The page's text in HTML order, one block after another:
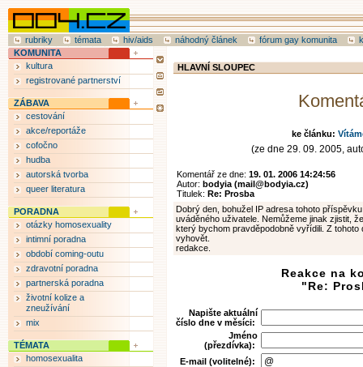
rubriky témata hiv/aids náhodný článek fórum gay komunita
HLAVNÍ SLOUPEC
ke článku:
(ze dne 29. 09. 2005,
Komentář ze dne: 19. 01. 2006 14:24:56
Autor: bodyia (mail@bodyia.cz)
Titulek: Re: Prosba
Dobrý den, bohužel IP adresa tohoto
uváděného uživatele. Nemůžeme jinak zjistit,
který bychom pravděpodobně vyřídili. Z
vyhovět.
redakce.
Reakce na
"Re:
Napište aktuální
číslo dne v měsíci:
Jméno
(přezdívka):
E-mail (volitelné):
KOMUNITA
kultura
registrované partnerství
ZÁBAVA
cestování
akce/reportáže
cofočno
hudba
autorská tvorba
queer literatura
PORADNA
otázky homosexuality
intimní poradna
období coming-outu
zdravotní poradna
partnerská poradna
životní kolize a
zneužívání
mix
TÉMATA
homosexualita